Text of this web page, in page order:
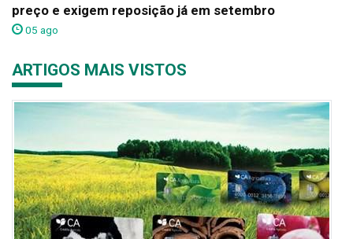
preço e exigem reposição já em setembro
05 ago
ARTIGOS MAIS VISTOS